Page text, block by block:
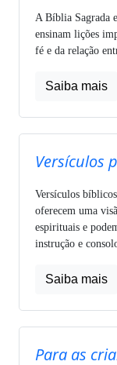
A Bíblia Sagrada
ensinam lições
fé e da relação
Saiba mais
Versículos
Versículos
oferecem uma
espirituais e
instrução e
Saiba mais
Para as